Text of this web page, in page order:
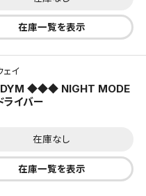
在庫一覧を表示
ェイ
◆◆◆ NIGHT MODE
イバー
在庫なし
在庫一覧を表示